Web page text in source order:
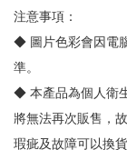
注意事項：
◆ 圖片色彩會因電
準。
◆ 本產品為個人衛
將無法再次販售，
瑕疵及故障可以換